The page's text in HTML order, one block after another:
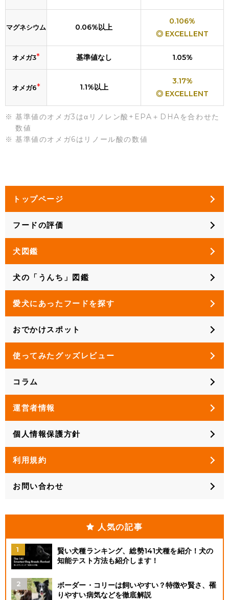
マグネシウム 0.06%以上
0.106%
◎ EXCELLENT
オメガ3* 基準値なし 1.05%
オメガ6* 1.1%以上
3.17%
◎ EXCELLENT
基準値のオメガ3はαリノレン酸+EPA＋DHAを合わせた
数値
基準値のオメガ6はリノール酸の数値
トップページ
フードの評価
犬図鑑
犬の「うんち」図鑑
愛犬にあったフードを探す
おでかけスポット
使ってみたグッズレビュー
コラム
運営者情報
個人情報保護方針
利用規約
お問い合わせ
人気の記事
賢い犬種ランキング、総勢141犬種を紹介！犬の
知能テスト方法も紹介します！
ボーダー・コリーは飼いやすい？特徴や賢さ、罹
りやすい病気などを徹底解説